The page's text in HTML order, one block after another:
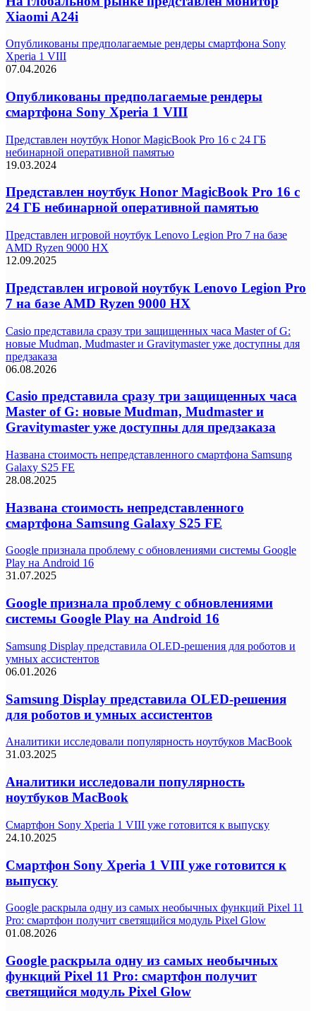
Xiaomi A24i
Опубликованы предполагаемые рендеры смартфона Sony
Xperia 1 VIII
07.04.2026
Опубликованы предполагаемые рендеры
смартфона Sony Xperia 1 VIII
Представлен ноутбук Honor MagicBook Pro 16 с 24 ГБ
небинарной оперативной памятью
19.03.2024
Представлен ноутбук Honor MagicBook Pro 16 с
24 ГБ небинарной оперативной памятью
Представлен игровой ноутбук Lenovo Legion Pro 7 на базе
AMD Ryzen 9000 HX
12.09.2025
Представлен игровой ноутбук Lenovo Legion Pro
7 на базе AMD Ryzen 9000 HX
Casio представила сразу три защищенных часа Master of G:
новые Mudman, Mudmaster и Gravitymaster уже доступны для
предзаказа
06.08.2026
Casio представила сразу три защищенных часа
Master of G: новые Mudman, Mudmaster и
Gravitymaster уже доступны для предзаказа
Названа стоимость непредставленного смартфона Samsung
Galaxy S25 FE
28.08.2025
Названа стоимость непредставленного
смартфона Samsung Galaxy S25 FE
Google признала проблему с обновлениями системы Google
Play на Android 16
31.07.2025
Google признала проблему с обновлениями
системы Google Play на Android 16
Samsung Display представила OLED-решения для роботов и
умных ассистентов
06.01.2026
Samsung Display представила OLED-решения
для роботов и умных ассистентов
Аналитики исследовали популярность ноутбуков MacBook
31.03.2025
Аналитики исследовали популярность
ноутбуков MacBook
Смартфон Sony Xperia 1 VIII уже готовится к выпуску
24.10.2025
Смартфон Sony Xperia 1 VIII уже готовится к
выпуску
Google раскрыла одну из самых необычных функций Pixel 11
Pro: смартфон получит светящийся модуль Pixel Glow
01.08.2026
Google раскрыла одну из самых необычных
функций Pixel 11 Pro: смартфон получит
светящийся модуль Pixel Glow